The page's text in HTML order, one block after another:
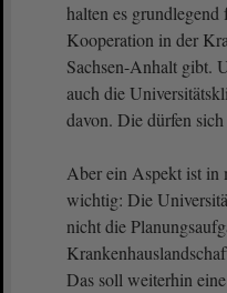
halten es
Kooperation in der
Sachsen-Anhalt gibt.
auch die
davon. Die dürfen
Aber ein Aspekt ist in
wichtig: Die
nicht die
Das soll weiterhin